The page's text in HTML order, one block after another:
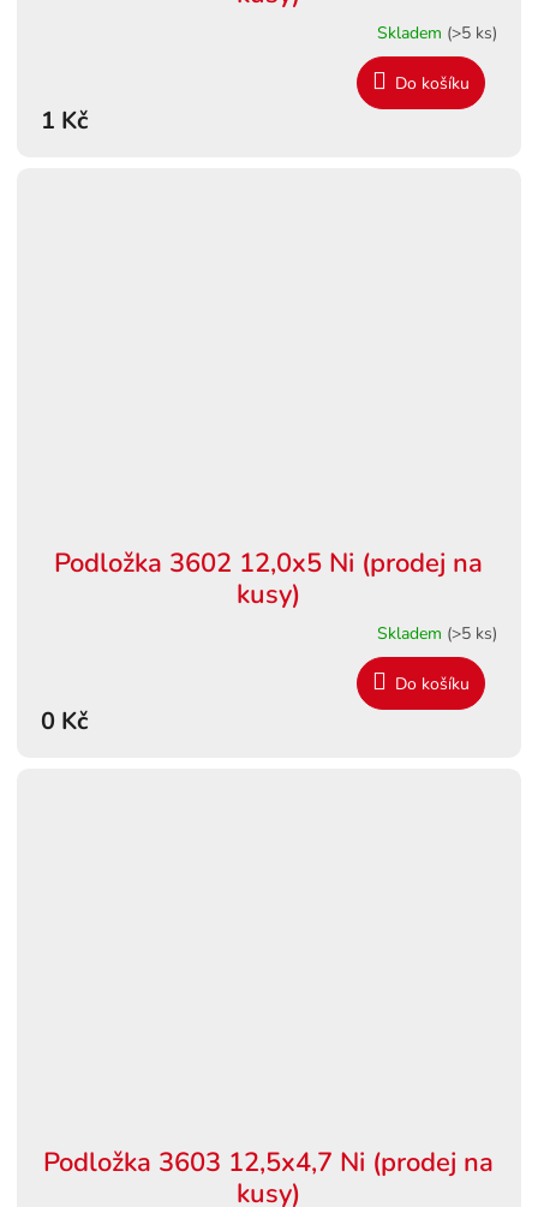
Skladem (>5 ks)
1 Kč
Do košíku
Podložka 3602 12,0x5 Ni (prodej na
kusy)
Skladem (>5 ks)
0 Kč
Do košíku
Podložka 3603 12,5x4,7 Ni (prodej na
kusy)